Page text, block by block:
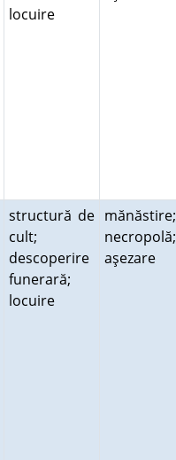
locuire
structură de
cult;
descoperire
funerară;
locuire
mănăstire;
necropolă;
aşezare